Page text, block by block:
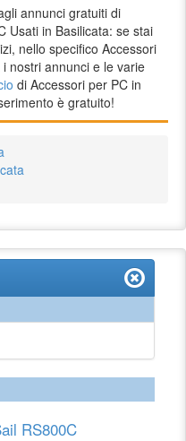
annunci gratuiti di
Usati in Basilicata: se stai
nello specifico Accessori
nostri annunci e le varie
di Accessori per PC in
è gratuito!
RS800C